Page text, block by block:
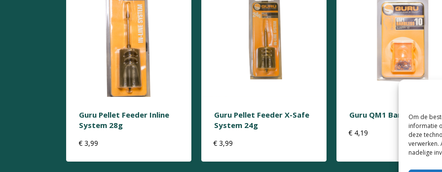
Om de
informatie
deze
verwerken.
nadelige
Guru Pellet Feeder Inline
System 28g
€3,99
Guru Pellet Feeder X-Safe
System 24g
€ 3,99
Guru QM1 Barbless Size
€ 4,19